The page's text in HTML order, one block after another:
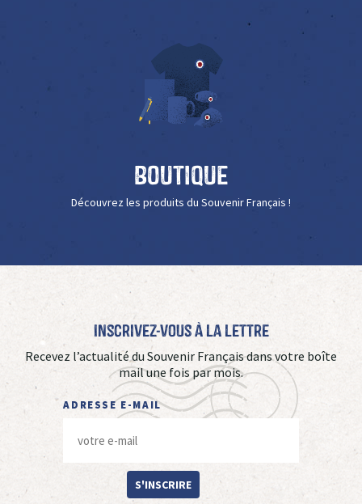
Boutique
Découvrez les produits du Souvenir Français !
Inscrivez-vous à La Lettre
Recevez l’actualité du Souvenir Français dans votre boîte
mail une fois par mois.
ADRESSE E-MAIL
S'INSCRIRE